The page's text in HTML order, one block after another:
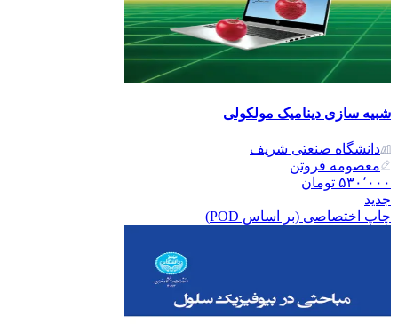
شبیه سازی دینامیک مولکولی
دانشگاه صنعتی شریف
معصومه فروتن
۵۳۰٬۰۰۰ تومان
جدید
چاپ اختصاصی (بر اساس POD)